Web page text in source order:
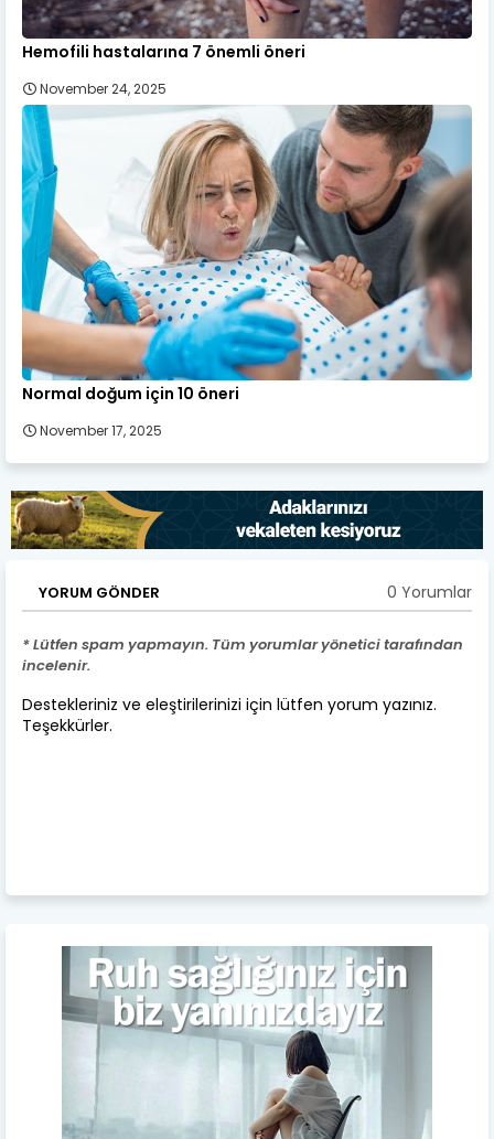
Hemofili hastalarına 7 önemli öneri
November 24, 2025
Normal doğum için 10 öneri
November 17, 2025
YORUM GÖNDER 0 Yorumlar
* Lütfen spam yapmayın. Tüm yorumlar yönetici tarafından
incelenir.
Destekleriniz ve eleştirilerinizi için lütfen yorum yazınız.
Teşekkürler.